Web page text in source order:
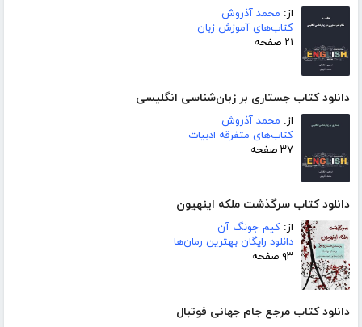
از: محمد آذروش
کتاب‌های آموزش زبان
۲۱ صفحه
دانلود کتاب جستاری بر زبان‌شناسی انگلیسی
از: محمد آذروش
کتاب‌های متفرقه ادبیات
۳۷ صفحه
دانلود کتاب سرگذشت ملکه اینهیون
از: کیم جونگ آن
دانلود رایگان بهترین رمان‌ها
۹۳ صفحه
دانلود کتاب مرجع جام جهانی فوتبال